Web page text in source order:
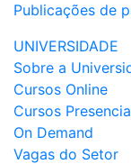
Publicações de
UNIVERSIDADE
Sobre a
Cursos Online
Cursos
On Demand
Vagas do Setor